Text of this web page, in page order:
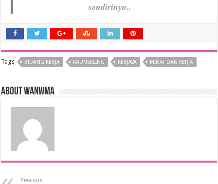
sendirinya..
Tags BIDANG KERJA KAUNSELING KERJAYA MINAT DAN KERJA
About wanwma
Previous